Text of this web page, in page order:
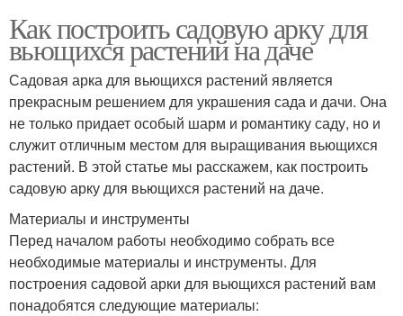
Как построить садовую арку для
вьющихся растений на даче
Садовая арка для вьющихся растений является
прекрасным решением для украшения сада и дачи. Она
не только придает особый шарм и романтику саду, но и
служит отличным местом для выращивания вьющихся
растений. В этой статье мы расскажем, как построить
садовую арку для вьющихся растений на даче.
Материалы и инструменты
Перед началом работы необходимо собрать все
необходимые материалы и инструменты. Для
построения садовой арки для вьющихся растений вам
понадобятся следующие материалы: